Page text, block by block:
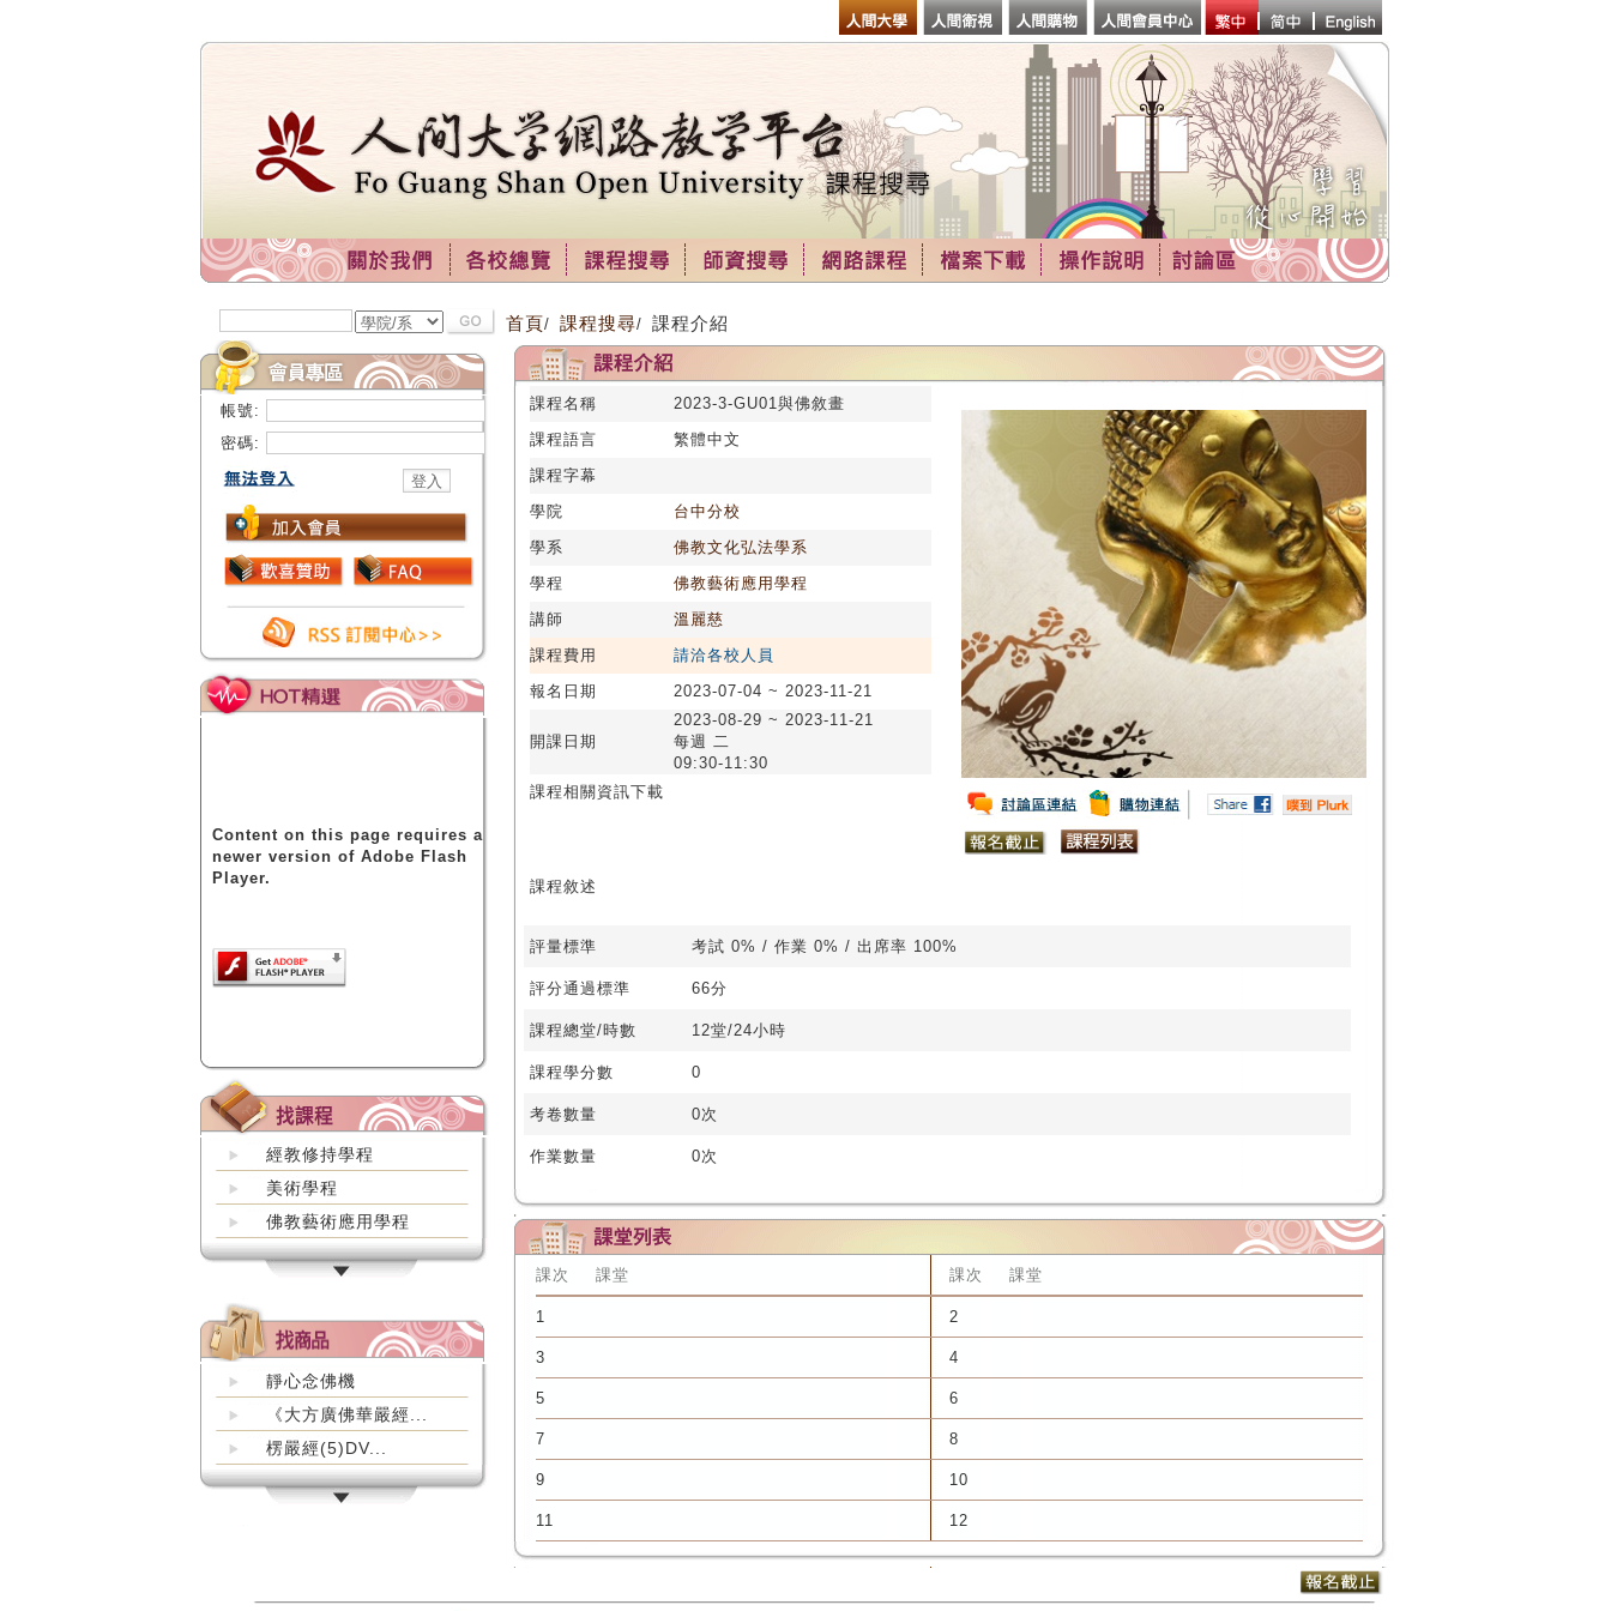
帳號:
密碼:
Content on this page requires a
newer version of Adobe Flash
Player.
經教修持學程
美術學程
佛教藝術應用學程
靜心念佛機
《大方廣佛華嚴經...
楞嚴經(5)DV...
首頁/ 課程搜尋/ 課程介紹
課程名稱
2023-3-GU01與佛敘畫
課程語言
繁體中文
課程字幕
學院
台中分校
學系
佛教文化弘法學系
學程
佛教藝術應用學程
講師
溫麗慈
課程費用
請洽各校人員
報名日期
2023-07-04 ~ 2023-11-21
開課日期
2023-08-29 ~ 2023-11-21
每週 二
09:30-11:30
課程相關資訊下載
課程敘述
評量標準 考試 0% / 作業 0% / 出席率 100%
評分通過標準 66分
課程總堂/時數 12堂/24小時
課程學分數 0
考卷數量 0次
作業數量 0次
課次 課堂 課次 課堂
1 2
3 4
5 6
7 8
9 10
11 12